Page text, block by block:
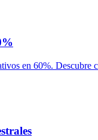
en 60%. Descubre